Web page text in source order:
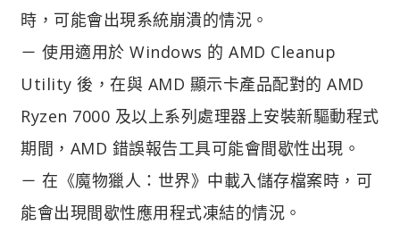
時，可能會出現系統崩潰的情況。
－ 使用適用於 Windows 的 AMD Cleanup
Utility 後，在與 AMD 顯示卡產品配對的 AMD
Ryzen 7000 及以上系列處理器上安裝新驅動程式
期間，AMD 錯誤報告工具可能會間歇性出現。
－ 在《魔物獵人：世界》中載入儲存檔案時，可
能會出現間歇性應用程式凍結的情況。